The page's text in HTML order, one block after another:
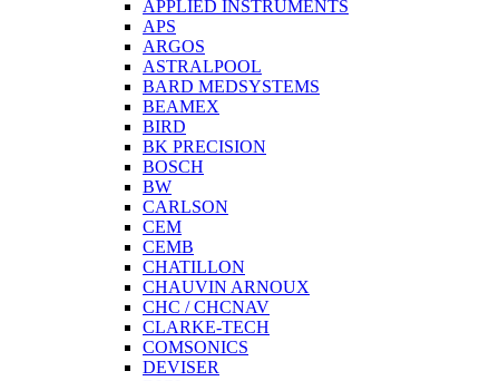
APPLIED INSTRUMENTS
APS
ARGOS
ASTRALPOOL
BARD MEDSYSTEMS
BEAMEX
BIRD
BK PRECISION
BOSCH
BW
CARLSON
CEM
CEMB
CHATILLON
CHAUVIN ARNOUX
CHC / CHCNAV
CLARKE-TECH
COMSONICS
DEVISER